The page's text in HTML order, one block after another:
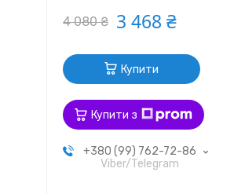
4 080 ₴ 3 468 ₴
Купити
Купити з
+380 (99) 762-72-86
Viber/Telegram